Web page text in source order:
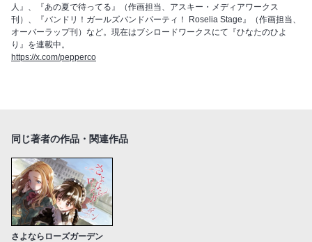
人』、『あの夏で待ってる』（作画担当、アスキー・メディアワークス
刊）、『バンドリ！ガールズバンドパーティ！ Roselia Stage』（作画担当、
オーバーラップ刊）など。現在はブシロードワークスにて『ひなたのひよ
り』を連載中。
https://x.com/pepperco
同じ著者の作品・関連作品
さよならローズガーデン